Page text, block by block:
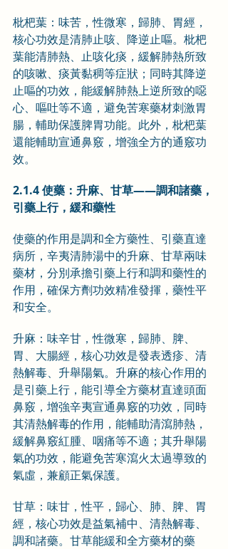
枇杷葉：味苦，性微寒，歸肺、胃經，
核心功效是清肺止咳、降逆止嘔。枇杷
葉能清肺熱、止咳化痰，緩解肺熱所致
的咳嗽、痰黃黏稠等症狀；同時其降逆
止嘔的功效，能緩解肺熱上逆所致的噁
心、嘔吐等不適，避免苦寒藥材刺激胃
腸，輔助保護脾胃功能。此外，枇杷葉
還能輔助宣通鼻竅，增強全方的通竅功
效。
2.1.4 使藥：升麻、甘草——調和諸藥，
引藥上行，緩和藥性
使藥的作用是調和全方藥性、引藥直達
病所，辛夷清肺湯中的升麻、甘草兩味
藥材，分別承擔引藥上行和調和藥性的
作用，確保方劑功效精准發揮，藥性平
和安全。
升麻：味辛甘，性微寒，歸肺、脾、
胃、大腸經，核心功效是發表透疹、清
熱解毒、升舉陽氣。升麻的核心作用的
是引藥上行，能引導全方藥材直達頭面
鼻竅，增強辛夷宣通鼻竅的功效，同時
其清熱解毒的作用，能輔助清瀉肺熱，
緩解鼻竅紅腫、咽痛等不適；其升舉陽
氣的功效，能避免苦寒瀉火太過導致的
氣虛，兼顧正氣保護。
甘草：味甘，性平，歸心、肺、脾、胃
經，核心功效是益氣補中、清熱解毒、
調和諸藥。甘草能緩和全方藥材的藥